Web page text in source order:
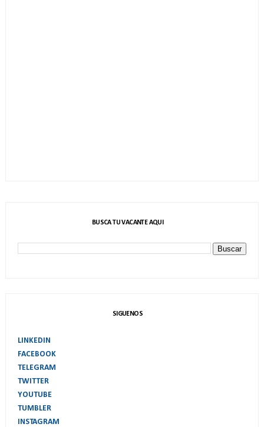
BUSCA TU VACANTE AQUI
SIGUENOS
LINKEDIN
FACEBOOK
TELEGRAM
TWITTER
YOUTUBE
TUMBLER
INSTAGRAM